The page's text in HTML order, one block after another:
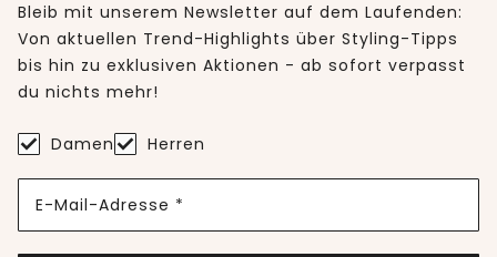
Bleib mit unserem Newsletter auf dem Laufenden:
Von aktuellen Trend-Highlights über Styling-Tipps
bis hin zu exklusiven Aktionen - ab sofort verpasst
du nichts mehr!
Damen Herren
E-Mail-Adresse *